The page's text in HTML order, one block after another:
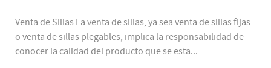
Venta de Sillas La venta de sillas, ya sea venta de sillas fijas
o venta de sillas plegables, implica la responsabilidad de
conocer la calidad del producto que se esta...